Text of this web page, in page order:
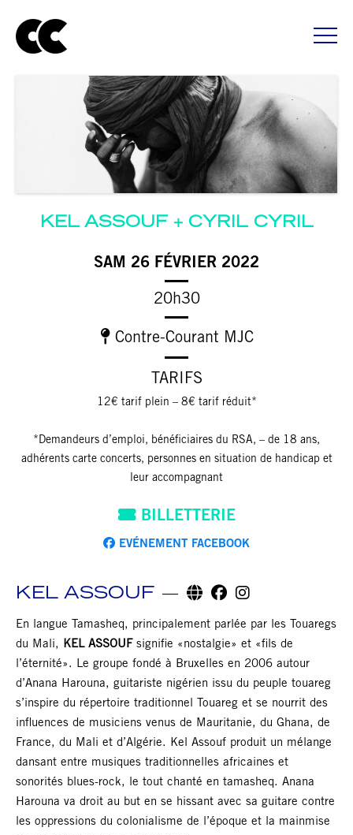
KEL ASSOUF CYRIL CYRIL
SAM 26 FÉVRIER 2022
20h30
Contre-Courant MJC
TARIFS
12€ tarif plein – 8€ tarif réduit*
*Demandeurs d’emploi, bénéficiaires du RSA, – de 18 ans,
adhérents carte concerts, personnes en situation de handicap et
leur accompagnant
BILLETTERIE
EVÉNEMENT FACEBOOK
KEL ASSOUF
En langue Tamasheq, principalement parlée par les Touaregs
du Mali, KEL ASSOUF signifie «nostalgie» et «fils de
l’éternité». Le groupe fondé à Bruxelles en 2006 autour
d’Anana Harouna, guitariste nigérien issu du peuple touareg
s’inspire du répertoire traditionnel Touareg et se nourrit des
influences de musiciens venus de Mauritanie, du Ghana, de
France, du Mali et d’Algérie. Kel Assouf produit un mélange
dansant entre musiques traditionnelles africaines et
sonorités blues-rock, le tout chanté en tamasheq. Anana
Harouna va droit au but en se hissant avec sa guitare contre
les oppressions du colonialisme de l’époque et la mainmise